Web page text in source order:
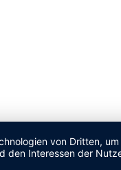
von Dritten,
den Interessen der